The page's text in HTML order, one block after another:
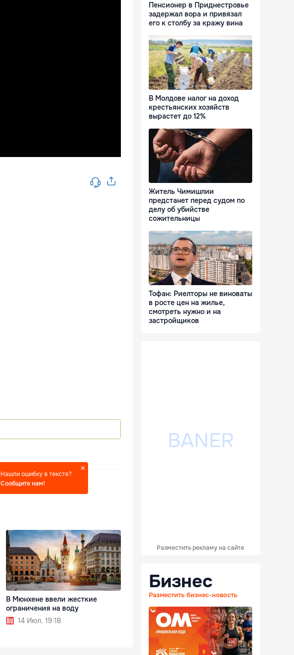
Нашли ошибку в тексте?
Сообщите нам!
В Мюнхене ввели жесткие
ограничения на воду
14 Июл. 19:18
Пенсионер в Приднестровье
задержал вора и привязал
его к столбу за кражу вина
В Молдове налог на доход
крестьянских хозяйств
вырастет до 12%
Житель Чимишлии
предстанет перед судом по
делу об убийстве
сожительницы
Тофан: Риелторы не виноваты
в росте цен на жилье,
смотреть нужно и на
застройщиков
Разместить рекламу на сайте
Бизнес
Разместить бизнес-новость